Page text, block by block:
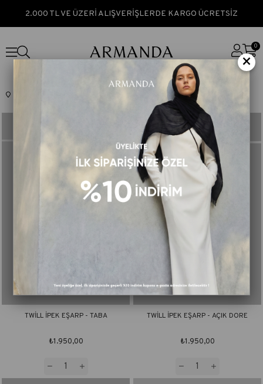
2.000 TL VE ÜZERİ ALIŞVERİŞLERDE KARGO ÜCRETSİZ
0
Twill İpek Eşarp
TWİLL İPEK EŞARP - TABA
₺1.950,00
TWİLL İPEK EŞARP - AÇIK DORE
₺1.950,00
×